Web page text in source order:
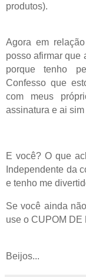
produtos).
Agora em
posso afirmar que
porque tenho
Confesso que
com meus
assinatura e ai
E você? O que
Independente da
e tenho me
Se você ainda
use o CUPOM DE
Beijos...